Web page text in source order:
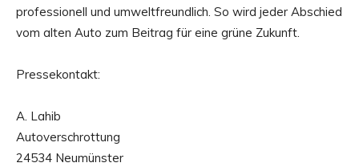
professionell und umweltfreundlich. So wird jeder Abschied
vom alten Auto zum Beitrag für eine grüne Zukunft.
Pressekontakt:
A. Lahib
Autoverschrottung
24534 Neumünster